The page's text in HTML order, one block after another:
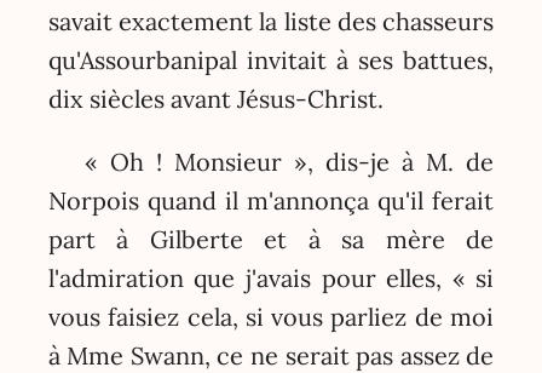
savait exactement la liste des chasseurs
qu'Assourbanipal invitait à ses battues,
dix siècles avant Jésus-Christ.
« Oh ! Monsieur », dis-je à M. de
Norpois quand il m'annonça qu'il ferait
part à Gilberte et à sa mère de
l'admiration que j'avais pour elles, « si
vous faisiez cela, si vous parliez de moi
à Mme Swann, ce ne serait pas assez de